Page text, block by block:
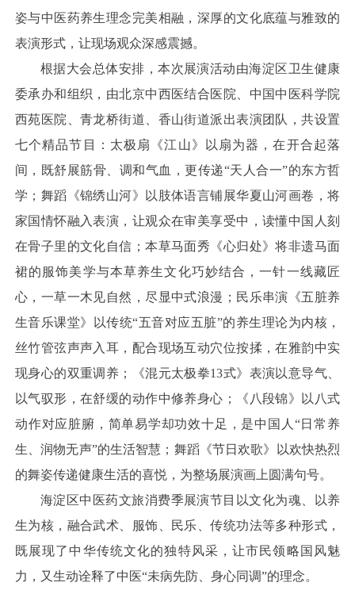
姿与中医药养生理念完美相融，深厚的文化底蕴与雅致的
表演形式，让现场观众深感震撼。
根据大会总体安排，本次展演活动由海淀区卫生健康
委承办和组织，由北京中西医结合医院、中国中医科学院
西苑医院、青龙桥街道、香山街道派出表演团队，共设置
七个精品节目：太极扇《江山》以扇为器，在开合起落
间，既舒展筋骨、调和气血，更传递“天人合一”的东方哲
学；舞蹈《锦绣山河》以肢体语言铺展华夏山河画卷，将
家国情怀融入表演，让观众在审美享受中，读懂中国人刻
在骨子里的文化自信；本草马面秀《心归处》将非遗马面
裙的服饰美学与本草养生文化巧妙结合，一针一线藏匠
心，一草一木见自然，尽显中式浪漫；民乐串演《五脏养
生音乐课堂》以传统“五音对应五脏”的养生理论为内核，
丝竹管弦声声入耳，配合现场互动穴位按揉，在雅韵中实
现身心的双重调养；《混元太极拳13式》表演以意导气、
以气驭形，在舒缓的动作中修养身心；《八段锦》以八式
动作对应脏腑，简单易学却功效十足，是中国人“日常养
生、润物无声”的生活智慧；舞蹈《节日欢歌》以欢快热烈
的舞姿传递健康生活的喜悦，为整场展演画上圆满句号。
海淀区中医药文旅消费季展演节目以文化为魂、以养
生为核，融合武术、服饰、民乐、传统功法等多种形式，
既展现了中华传统文化的独特风采，让市民领略国风魅
力，又生动诠释了中医“未病先防、身心同调”的理念。